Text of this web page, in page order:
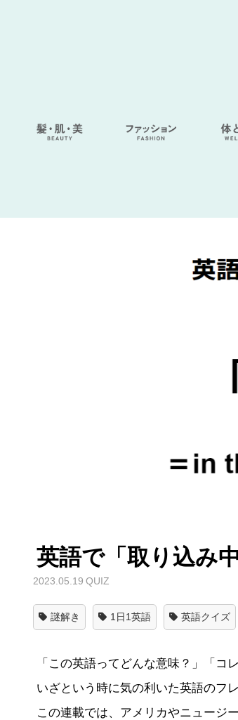
英語で「取り込み
2023.05.19 QUIZ
謎解き 1日1英語 英語クイズ
「この英語ってどんな意味？」「コ
いざという時に気の利いた英語のフ
この連載では、アメリカやニュージ